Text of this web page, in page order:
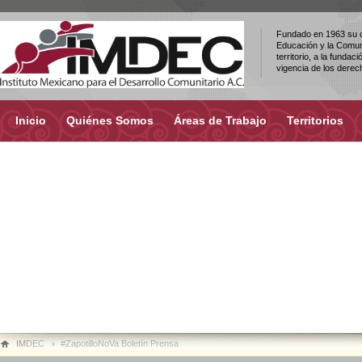
Fundado en 1963 su
Educación y la
territorio, a la
vigencia de los
Inicio Quiénes Somos Áreas de Trabajo Territorios
IMDEC #ZapotilloNoVa Boletín Prensa